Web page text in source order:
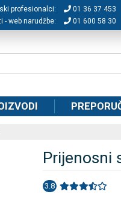
profesionalci:
01 36 37 453
- web narudžbe:
01 600 58 30
Prijenosni
3.8